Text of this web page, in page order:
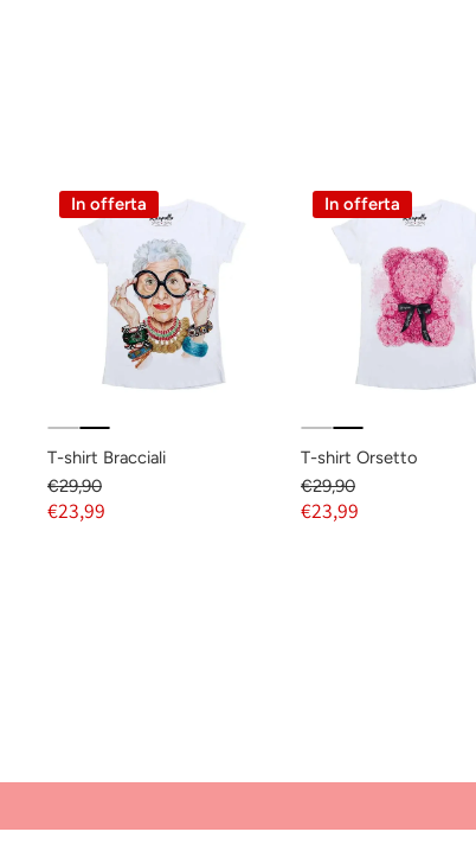
In offerta
T-shirt Bracciali
€29,90
€23,99
In offerta
T-shirt Orsetto
€29,90
€23,99